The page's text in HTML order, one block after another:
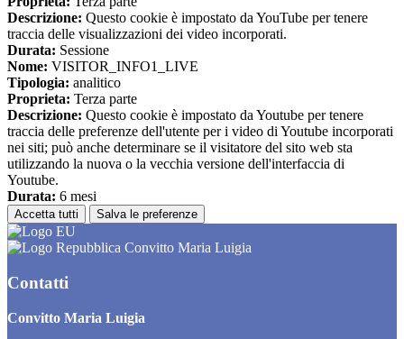
Descrizione: Questo cookie è impostato da YouTube per tenere
traccia delle visualizzazioni dei video incorporati.
Durata: Sessione
Nome: VISITOR_INFO1_LIVE
Tipologia: analitico
Proprieta: Terza parte
Descrizione: Questo cookie è impostato da Youtube per tenere
traccia delle preferenze dell'utente per i video di Youtube incorporati
nei siti; può anche determinare se il visitatore del sito web sta
utilizzando la nuova o la vecchia versione dell'interfaccia di
Youtube.
Durata: 6 mesi
Accetta tutti Salva le preferenze
Convitto Maria Luigia
Contatti
Convitto Maria Luigia